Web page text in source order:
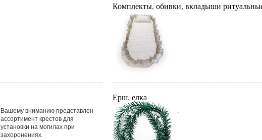
Комплекты, обивки, вкладыши
Вашему вниманию представлен
ассортимент крестов для
установки на могилах при
захоронениях.
Ерш, елка
.